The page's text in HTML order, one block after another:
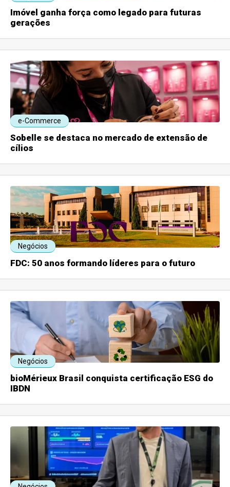
Imóvel ganha força como legado para futuras
gerações
e-Commerce
Sobelle se destaca no mercado de extensão de
cílios
Negócios
FDC: 50 anos formando líderes para o futuro
Negócios
bioMérieux Brasil conquista certificação ESG do
IBDN